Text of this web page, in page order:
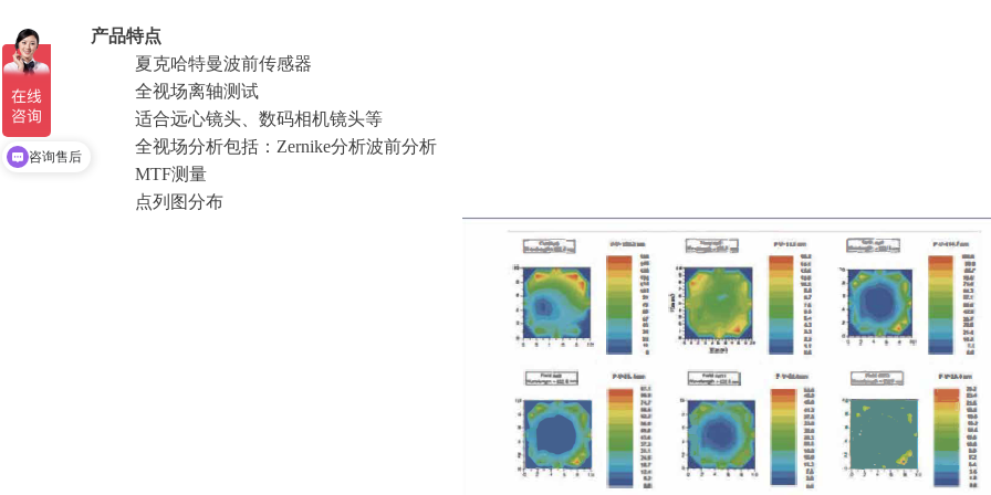
产品特点
夏克哈特曼波前传感器
全视场离轴测试
适合远心镜头、数码相机镜头等
全视场分析包括：Zernike分析波前分析
MTF测量
点列图分布
咨询售后